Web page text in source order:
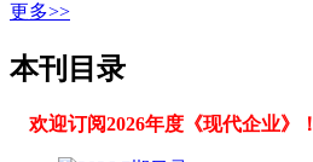
更多>>
本刊目录
欢迎订阅2026年度《现代企业》！